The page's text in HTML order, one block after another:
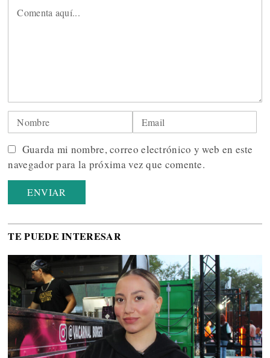
Guarda mi nombre, correo electrónico y web en este
navegador para la próxima vez que comente.
TE PUEDE INTERESAR